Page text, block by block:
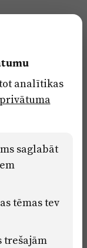
mehānisma plāna
digitālā
“Mediju nozares
pasākuma
kompetences un
Mediju nozares
CFLA/001).
analītikas
privātuma
saglabāt
tēmas tev
trešajām